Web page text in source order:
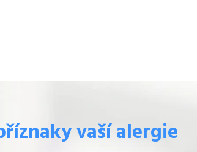
vaší alergie